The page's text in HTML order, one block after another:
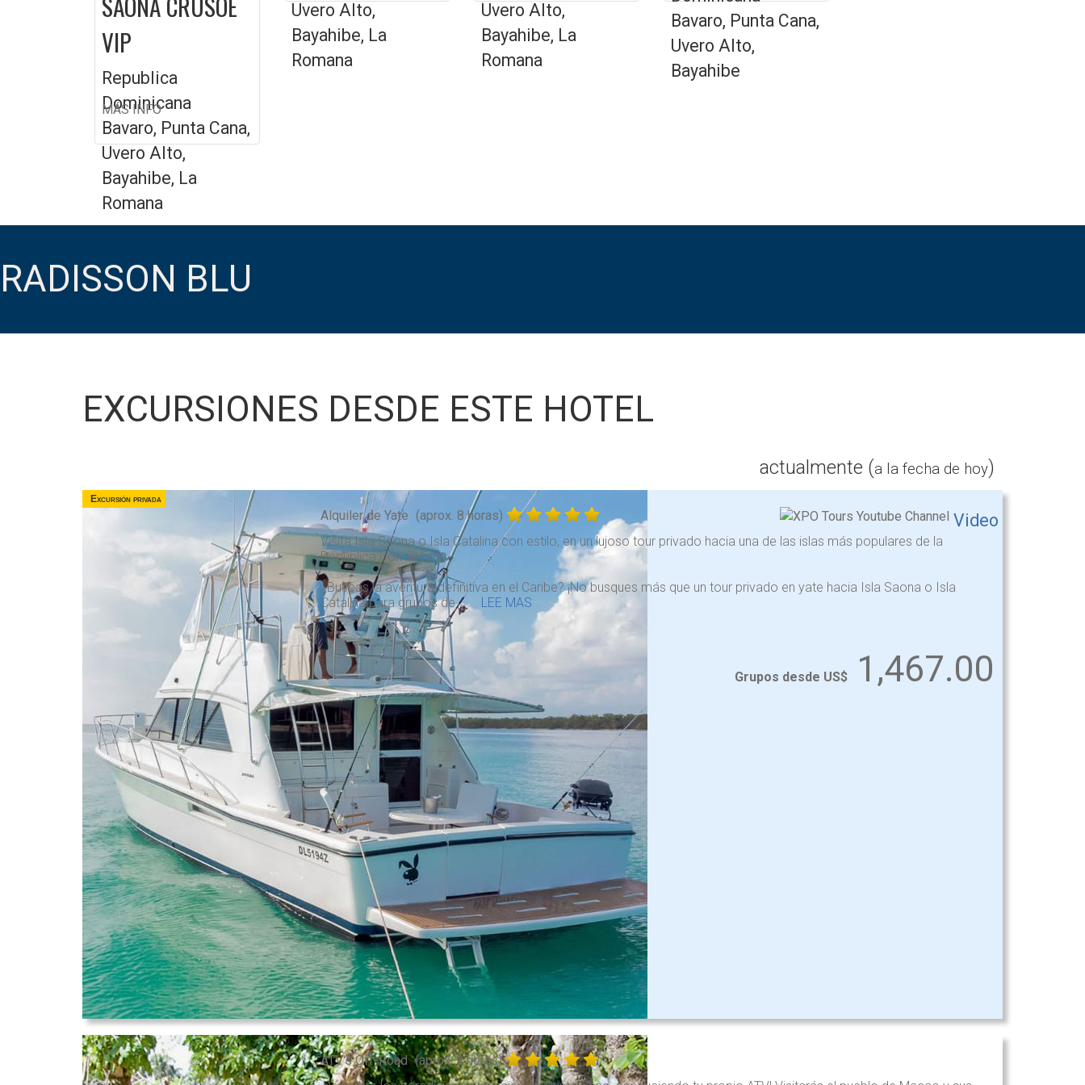
VIP
Republica
Dominicana
Bavaro, Punta Cana,
Uvero Alto,
Bayahibe, La
Romana
MÁS INFO
Uvero Alto,
Bayahibe, La
Romana
Uvero Alto,
Bayahibe, La
Romana
Bavaro, Punta Cana,
Uvero Alto,
Bayahibe
RADISSON BLU
EXCURSIONES DESDE ESTE HOTEL
actualmente (a la fecha de hoy)
Excursión privada
Alquiler de Yate (aprox. 8 horas) Video
Visita Isla Saona o Isla Catalina con estilo, en un lujoso tour privado hacia una de las islas más populares de la
República Dominicana.
¿Buscas la aventura definitiva en el Caribe? ¡No busques más que un tour privado en yate hacia Isla Saona o Isla
Catalina para grupos de . . . LEE MAS
Grupos desde US$ 1,467.00
ATV's Off-Road (aprox. 3 horas)